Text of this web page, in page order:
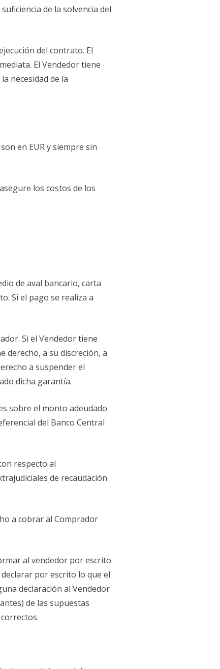
de la solvencia del
del contrato. El
El Vendedor tiene
necesidad de la
en EUR y siempre sin
los costos de los
de aval bancario, carta
Si el pago se realiza a
Si el Vendedor tiene
derecho, a su discreción, a
a suspender el
dicha garantía.
sobre el monto adeudado
del Banco Central
respecto al
de recaudación
a cobrar al Comprador
al vendedor por escrito
por escrito lo que el
declaración al Vendedor
de las supuestas